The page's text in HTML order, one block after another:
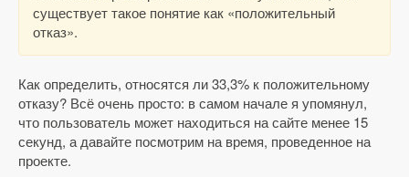
существует такое понятие как «положительный
отказ».
Как определить, относятся ли 33,3% к положительному
отказу? Всё очень просто: в самом начале я упомянул,
что пользователь может находиться на сайте менее 15
секунд, а давайте посмотрим на время, проведенное на
проекте.